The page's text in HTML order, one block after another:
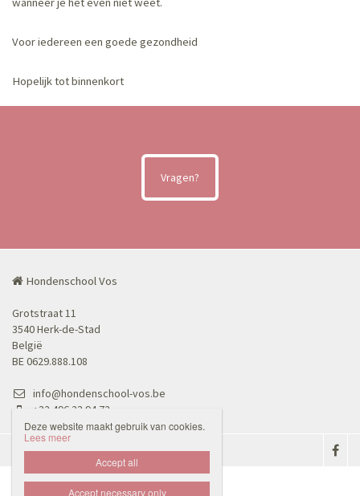
Voor iedereen een goede gezondheid
Hopelijk tot binnenkort
Vragen?
Hondenschool Vos
Grotstraat 11
3540 Herk-de-Stad
België
BE 0629.888.108
info@hondenschool-vos.be
+32 496 23 94 72
Disclaimer Privacybeleid
Deze website maakt gebruik van cookies.
Lees meer
Accept all
Accept necessary only